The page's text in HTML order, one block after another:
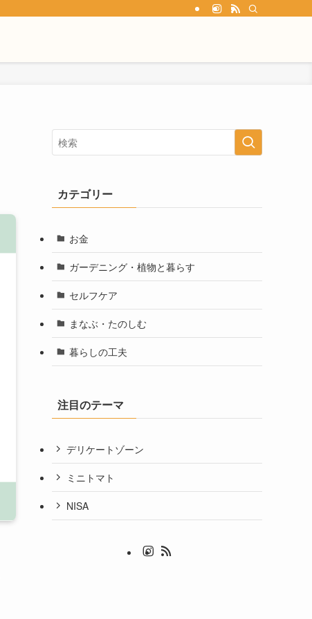
カテゴリー
お金
ガーデニング・植物と暮らす
セルフケア
まなぶ・たのしむ
暮らしの工夫
注目のテーマ
デリケートゾーン
ミニトマト
NISA